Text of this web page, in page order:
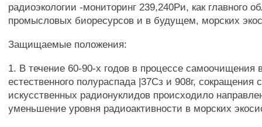
радиоэкологии -мониторинг 239,240Ри, как главного
промысловых биоресурсов и в будущем, морских
Защищаемые положения:
1. В течение 60-90-х годов в процессе самоочищения
естественного полураспада |37Сз и 908г, сокращения
искусственных радионуклидов происходило
уменьшение уровня радиоактивности в морских